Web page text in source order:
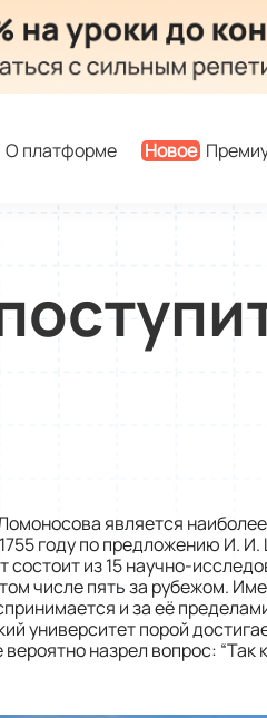
О платформе Новое
является
году по предложению И.
из 15 научно-
числе пять за рубежом.
и за её
университет порой
назрел вопрос: “Так